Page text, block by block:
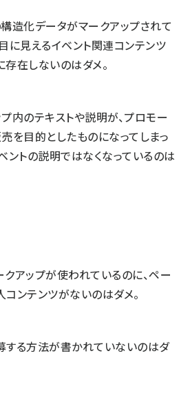
造化データがマークアップされて
に見えるイベント関連コンテンツ
在しないのはダメ。
内のテキストや説明が、プロモー
を目的としたものになってしまっ
ントの説明ではなくなっているのは
アップが使われているのに、ペー
ンテンツがないのはダメ。
する方法が書かれていないのはダ